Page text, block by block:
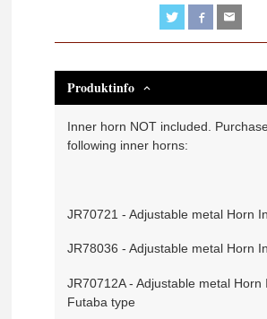
Produktinfo
Inner horn NOT included.
following inner horns:
JR70721 - Adjustable metal Horn
JR78036 - Adjustable metal Horn
JR70712A - Adjustable metal Horn
Futaba type